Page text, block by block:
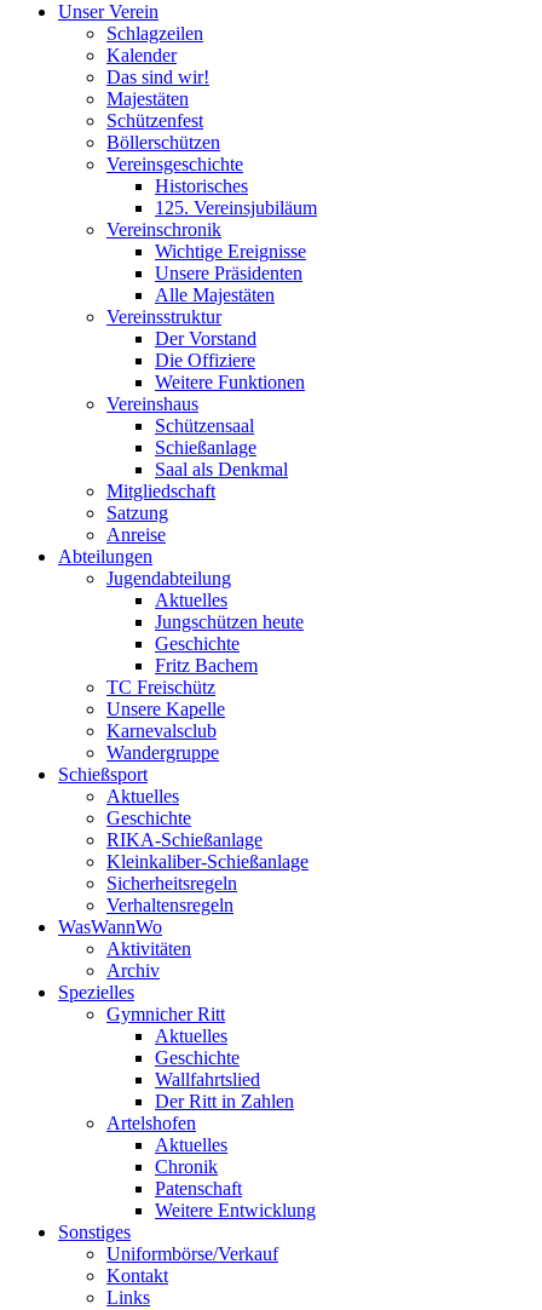
Unser Verein
Schlagzeilen
Kalender
Das sind wir!
Majestäten
Schützenfest
Böllerschützen
Vereinsgeschichte
Historisches
125. Vereinsjubiläum
Vereinschronik
Wichtige Ereignisse
Unsere Präsidenten
Alle Majestäten
Vereinsstruktur
Der Vorstand
Die Offiziere
Weitere Funktionen
Vereinshaus
Schützensaal
Schießanlage
Saal als Denkmal
Mitgliedschaft
Satzung
Anreise
Abteilungen
Jugendabteilung
Aktuelles
Jungschützen heute
Geschichte
Fritz Bachem
TC Freischütz
Unsere Kapelle
Karnevalsclub
Wandergruppe
Schießsport
Aktuelles
Geschichte
RIKA-Schießanlage
Kleinkaliber-Schießanlage
Sicherheitsregeln
Verhaltensregeln
WasWannWo
Aktivitäten
Archiv
Spezielles
Gymnicher Ritt
Aktuelles
Geschichte
Wallfahrtslied
Der Ritt in Zahlen
Artelshofen
Aktuelles
Chronik
Patenschaft
Weitere Entwicklung
Sonstiges
Uniformbörse/Verkauf
Kontakt
Links